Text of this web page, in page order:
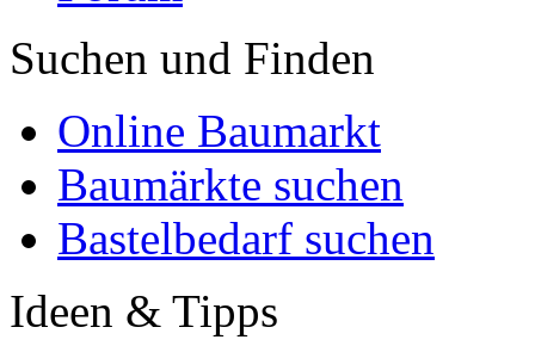
Suchen und Finden
Online Baumarkt
Baumärkte suchen
Bastelbedarf suchen
Ideen & Tipps